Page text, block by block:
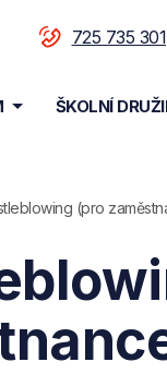
725 735 301
ŠKOLNÍ
(pro